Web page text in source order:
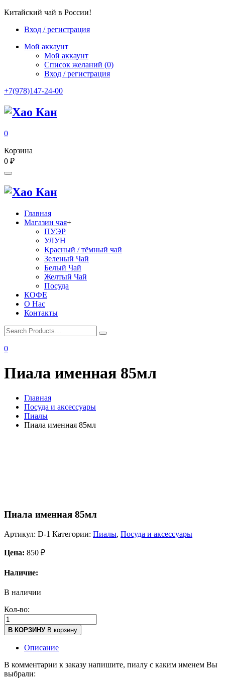
Китайский чай в России!
Вход / регистрация
Мой аккаунт
Мой аккаунт
Список желаний (0)
Вход / регистрация
+7(978)147-24-00
0
Корзина
0 ₽
Главная
Магазин чая+
ПУЭР
УЛУН
Красный / тёмный чай
Зеленый Чай
Белый Чай
Желтый Чай
Посуда
КОФЕ
О Нас
Контакты
0
Пиала именная 85мл
Главная
Посуда и аксессуары
Пиалы
Пиала именная 85мл
Пиала именная 85мл
Артикул: D-1 Категории: Пиалы, Посуда и аксессуары
Цена: 850 ₽
Наличие:
В наличии
Кол-во:
В КОРЗИНУ В корзину
Описание
В комментарии к заказу напишите, пиалу с каким именем Вы
выбрали: